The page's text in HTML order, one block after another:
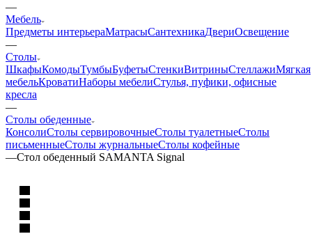
—
Мебель
Предметы интерьераМатрасыСантехникаДвериОсвещение
—
Столы
ШкафыКомодыТумбыБуфетыСтенкиВитриныСтеллажиМягкая
мебельКроватиНаборы мебелиСтулья, пуфики, офисные
кресла
—
Столы обеденные
КонсолиСтолы сервировочныеСтолы туалетныеСтолы
письменныеСтолы журнальныеСтолы кофейные
—Стол обеденный SAMANTA Signal